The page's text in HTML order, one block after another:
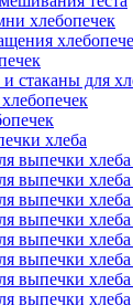
хлебопечек
стаканы для
хлеба
выпечки
выпечки
выпечки
выпечки
выпечки хлеба
выпечки хлеба
выпечки хлеба
выпечки хлеба